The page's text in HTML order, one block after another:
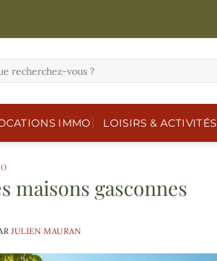
IMMO LOISIRS & ACTIVITÉS
maisons gasconnes
JULIEN MAURAN